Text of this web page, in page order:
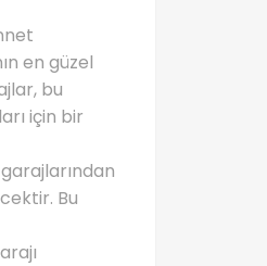
en güzel
bu
için bir
Bu